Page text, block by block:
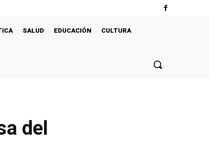
SALUD EDUCACIÓN
CULTURA
del